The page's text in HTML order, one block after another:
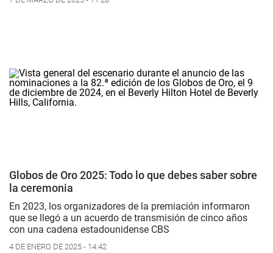
Globos de Oro 2025: Todo lo que debes saber sobre
la ceremonia
En 2023, los organizadores de la premiación informaron
que se llegó a un acuerdo de transmisión de cinco años
con una cadena estadounidense CBS
4 DE ENERO DE 2025 - 14:42